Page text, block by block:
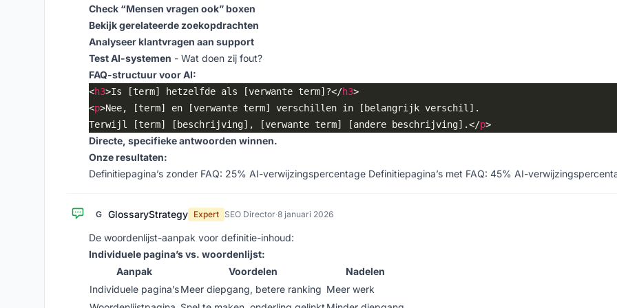
Check “Mensen vragen ook” boxen
Bekijk gerelateerde zoekopdrachten
Analyseer klantvragen aan support
Test AI-systemen - Wat doen zij fout?
FAQ-structuur voor AI:
<h3>Is [term] hetzelfde als [verwante term]?</h3
<p
Terwijl [term] [beschrijving], [verwante term] [andere beschrijving].</p
Directe, specifieke antwoorden winnen.
Onze resultaten:
Definitiepagina’s zonder FAQ: 25% AI-verwijzingspercentage Definitiepagina’s met FAQ: 45% AI-
G GlossaryStrategy Expert SEO Director·8 januari 2026
De woordenlijst-aanpak voor definitie-inhoud:
Individuele pagina’s vs. woordenlijst:
Aanpak
Voordelen
Nadelen
Individuele pagina’sMeer diepgang, betere ranking Meer werk